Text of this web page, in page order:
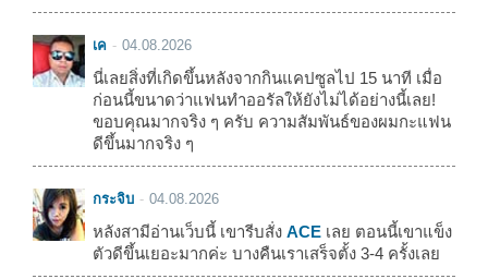
เค 04.08.2026
นี่เลยสิ่งที่เกิดขึ้นหลังจากกินแคปซูลไป 15 นาที เมื่อ
ก่อนนี้ขนาดว่าแฟนทำออรัลให้ยังไม่ได้อย่างนี้เลย!
ขอบคุณมากจริง ๆ ครับ ความสัมพันธ์ของผมกะแฟน
ดีขึ้นมากจริง ๆ
กระจิบ 04.08.2026
หลังสามีอ่านเว็บนี้ เขารีบสั่ง ACE เลย ตอนนี้เขาแข็ง
ตัวดีขึ้นเยอะมากค่ะ บางคืนเราเสร็จตั้ง 3-4 ครั้งเลย